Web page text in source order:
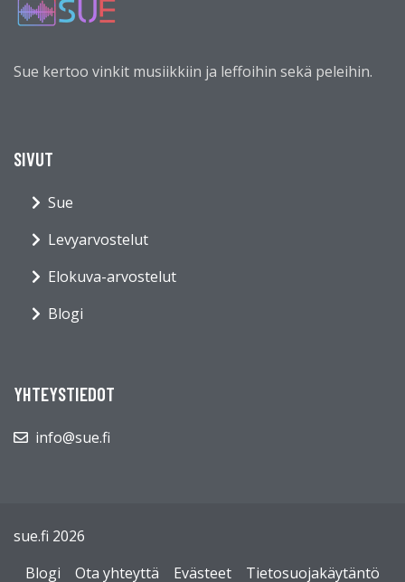
Sue kertoo vinkit musiikkiin ja leffoihin sekä peleihin.
SIVUT
Sue
Levyarvostelut
Elokuva-arvostelut
Blogi
YHTEYSTIEDOT
info@sue.fi
sue.fi 2026
Blogi
Ota yhteyttä Evästeet Tietosuojakäytäntö